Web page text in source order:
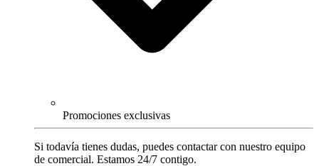
Promociones exclusivas
Si todavía tienes dudas, puedes contactar con nuestro equipo
de comercial. Estamos 24/7 contigo.